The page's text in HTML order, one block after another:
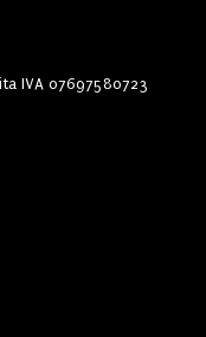
IVA 07697580723